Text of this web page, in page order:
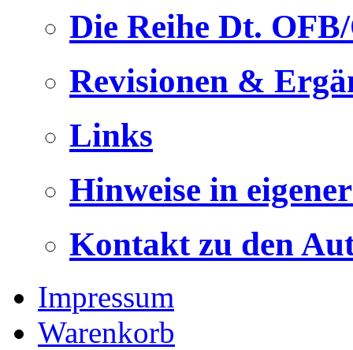
Die Reihe Dt.
Revisionen &
Links
Hinweise in
Kontakt zu den
Impressum
Warenkorb